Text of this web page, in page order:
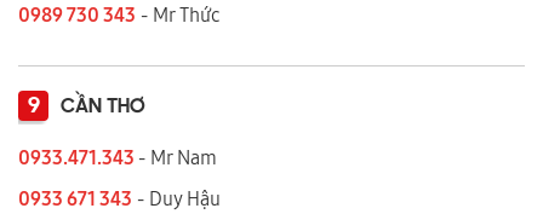
0989 730 343 - Mr Thức
9 CẦN THƠ
0933.471.343 - Mr Nam
0933 671 343 - Duy Hậu